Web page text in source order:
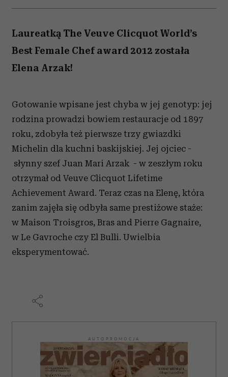
Laureatką The Veuve Clicquot World’s
Best Female Chef award 2012 została
Elena Arzak!
Gotowanie wpisane jest chyba w jej genotyp: jej
rodzina prowadzi bowiem restauracje od 1897
roku, zdobyła też pierwsze trzy gwiazdki
Michelin dla kuchni baskijskiej. Jej ojciec -
słynny szef Juan Mari Arzak - w zeszłym roku
otrzymał od Veuve Clicquot Lifetime
Achievement Award. Teraz czas na Elenę, która
zanim zajęła się odbyła same prestiżowe staże:
w Maison Troisgros, Bras and Pierre Gagnaire,
w Le Gavroche czy El Bulli. Uwielbia
eksperymentować.
AUTOPROMOCJA